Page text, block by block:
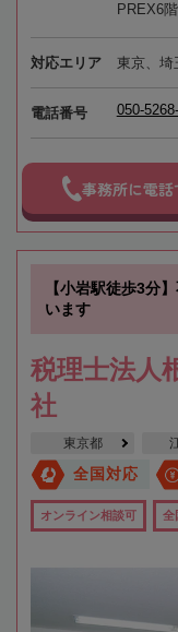
PREX6階
対応エリア 東京、埼
電話番号 050-
事務所に電話
【小岩駅徒歩3分
います
税理士法人
社
東京都
全国対応
オンライン相談可 全